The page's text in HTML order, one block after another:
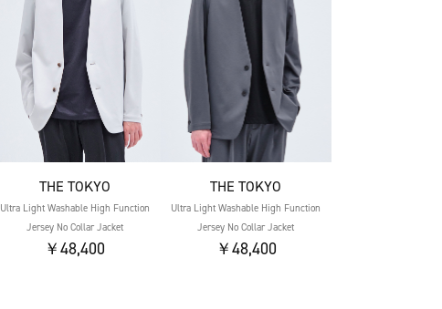
THE TOKYO
Ultra Light Washable High Function
Jersey No Collar Jacket
￥48,400
THE TOKYO
Ultra Light Washable High Function
Jersey No Collar Jacket
￥48,400